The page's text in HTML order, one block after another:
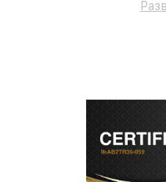
предоставляется
современное
лицензированное
диагностических